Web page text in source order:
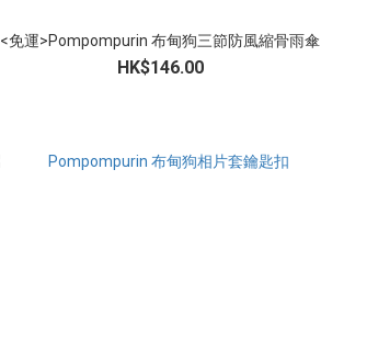
<免運>Pompompurin 布甸狗三節防風縮骨雨傘
HK$146.00